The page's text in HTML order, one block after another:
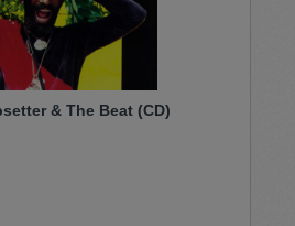
& The Beat (CD)